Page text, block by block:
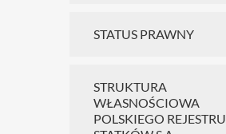
STATUS PRAWNY
STRUKTURA
WŁASNOŚCIOWA
POLSKIEGO REJESTRU